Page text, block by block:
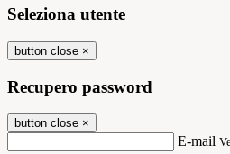
Seleziona utente
button close ×
Recupero password
button close ×
E-mail